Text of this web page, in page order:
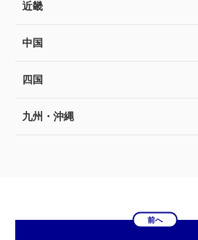
近畿
中国
四国
九州・沖縄
前へ